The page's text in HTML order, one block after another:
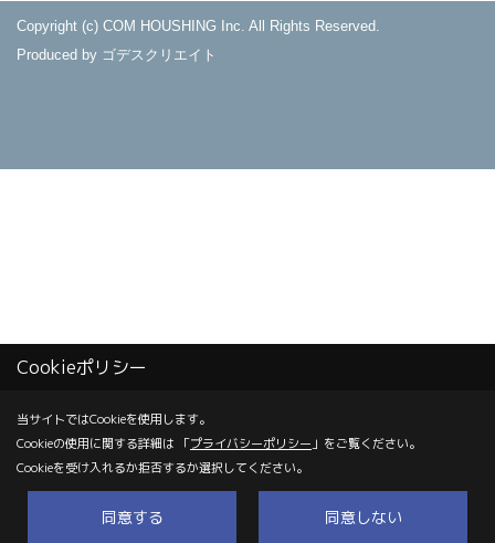
Copyright (c) COM HOUSHING Inc. All Rights Reserved.
Produced by ゴデスクリエイト
Cookieポリシー
当サイトではCookieを使用します。
Cookieの使用に関する詳細は 「プライバシーポリシー 」をご覧ください。
Cookieを受け入れるか拒否するか選択してください。
同意する 同意しない